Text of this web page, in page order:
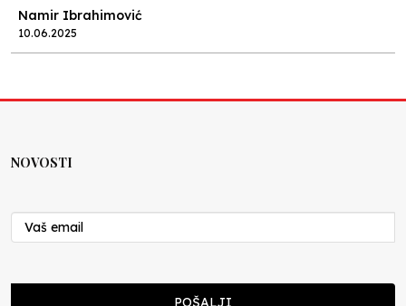
Namir Ibrahimović
10.06.2025
Nenad Veličković
29.10.2024
Cuke i djeca
NOVOSTI
POŠALJI